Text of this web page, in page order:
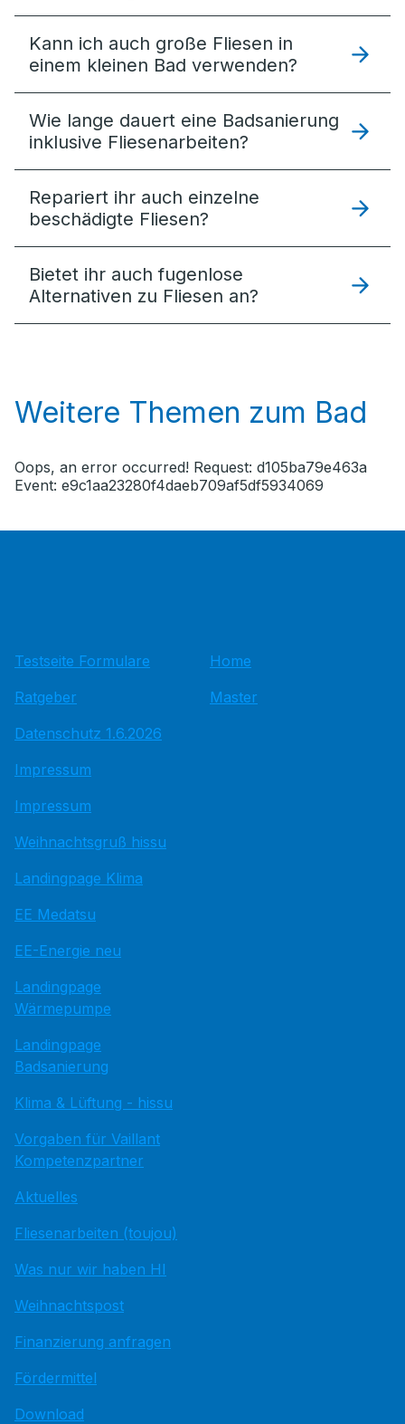
Kann ich auch große Fliesen in
einem kleinen Bad verwenden?
Wie lange dauert eine Badsanierung
inklusive Fliesenarbeiten?
Repariert ihr auch einzelne
beschädigte Fliesen?
Bietet ihr auch fugenlose
Alternativen zu Fliesen an?
Weitere Themen zum Bad
Oops, an error occurred! Request: d105ba79e463a
Event: e9c1aa23280f4daeb709af5df5934069
Testseite Formulare
Ratgeber
Datenschutz 1.6.2026
Impressum
Impressum
Weihnachtsgruß hissu
Landingpage Klima
EE Medatsu
EE-Energie neu
Landingpage
Wärmepumpe
Landingpage
Badsanierung
Klima & Lüftung - hissu
Vorgaben für Vaillant
Kompetenzpartner
Aktuelles
Fliesenarbeiten (toujou)
Was nur wir haben HI
Weihnachtspost
Finanzierung anfragen
Fördermittel
Download
Home
Master